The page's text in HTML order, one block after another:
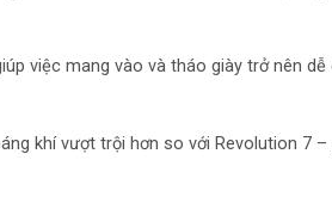
việc mang vào và tháo giày trở nên dễ
khí vượt trội hơn so với Revolution 7